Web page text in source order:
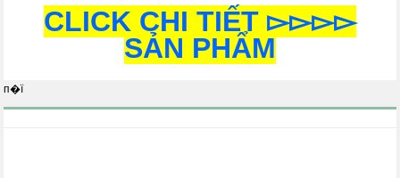
CLICK CHI TIẾT ▻▻▻▻
SẢN PHẨM
п�ї